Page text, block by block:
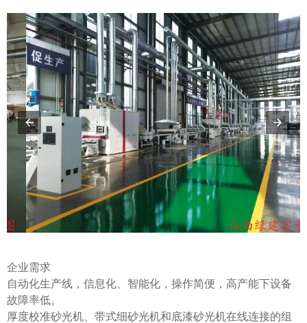
企业需求
自动化生产线，信息化、智能化，操作简便，高产能下设备
故障率低。
厚度校准砂光机、带式细砂光机和底漆砂光机在线连接的组